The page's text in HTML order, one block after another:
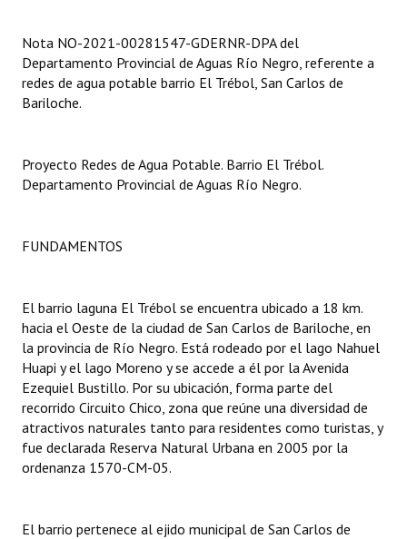
Mujeres que Dejaron Huellas - Registro
Periodistas Decanos - Registro
Banca del Vecino - Registro
Antiguos Pobladores - Registro
Bariloche, Municipio intercultural
Entrega de distinciones
REFORMA DE LA CARTA ORGÁNICA
Nota NO-2021-00281547-GDERNR-DPA del
Departamento Provincial de Aguas Río Negro, referente a
redes de agua potable barrio El Trébol, San Carlos de
Bariloche.
Proyecto Redes de Agua Potable. Barrio El Trébol.
Departamento Provincial de Aguas Río Negro.
FUNDAMENTOS
El barrio laguna El Trébol se encuentra ubicado a 18 km.
hacia el Oeste de la ciudad de San Carlos de Bariloche, en
la provincia de Río Negro. Está rodeado por el lago Nahuel
Huapi y el lago Moreno y se accede a él por la Avenida
Ezequiel Bustillo. Por su ubicación, forma parte del
recorrido Circuito Chico, zona que reúne una diversidad de
atractivos naturales tanto para residentes como turistas, y
fue declarada Reserva Natural Urbana en 2005 por la
ordenanza 1570-CM-05.
El barrio pertenece al ejido municipal de San Carlos de